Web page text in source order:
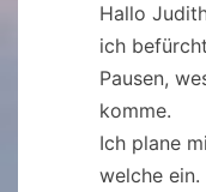
Hallo
ich
Pausen,
komme.
Ich plane
welche